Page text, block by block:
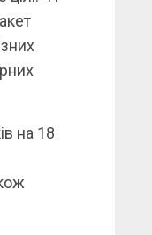
на 18